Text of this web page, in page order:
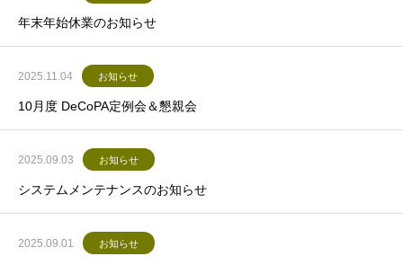
年末年始休業のお知らせ
2025.11.04 お知らせ
10月度 DeCoPA定例会＆懇親会
2025.09.03 お知らせ
システムメンテナンスのお知らせ
2025.09.01 お知らせ